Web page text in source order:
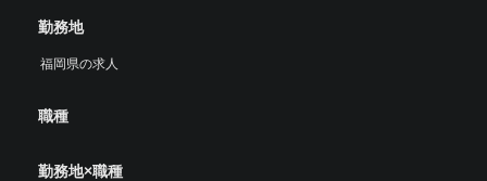
勤務地
福岡県の求人
職種
勤務地×職種